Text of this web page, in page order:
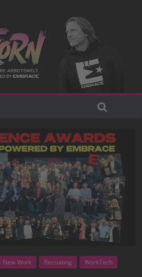
New Work Recruiting WorkTech